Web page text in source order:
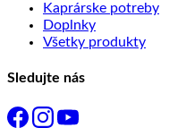
Kaprárske potreby
Doplnky
Všetky produkty
Sledujte nás